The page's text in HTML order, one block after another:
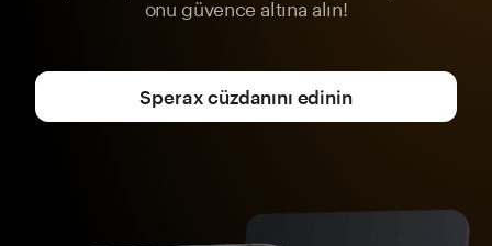
onu güvence altına alın!
Sperax cüzdanını edinin